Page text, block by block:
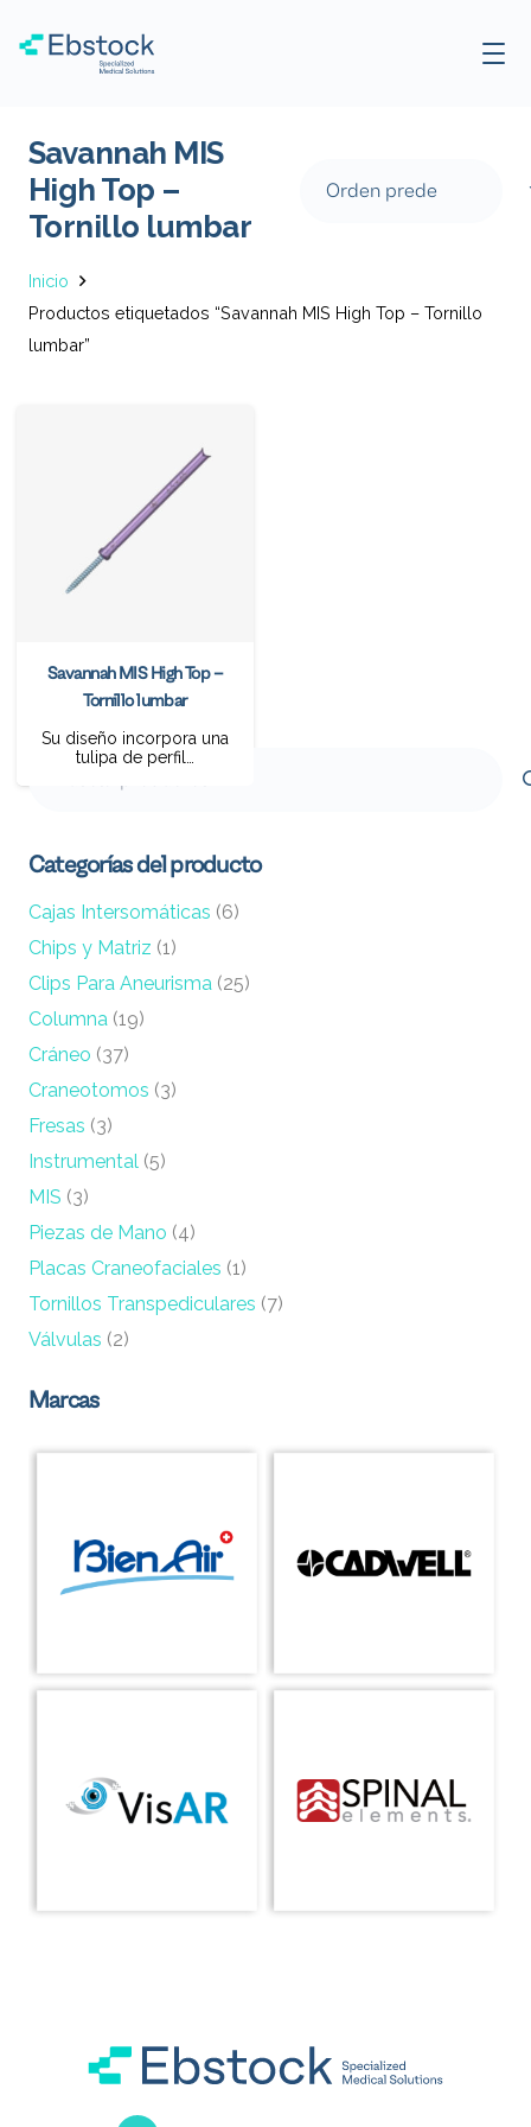
Savannah MIS
High Top –
Tornillo lumbar
Inicio
Productos etiquetados “Savannah MIS High Top – Tornillo
lumbar”
Savannah MIS High Top –
Tornillo lumbar
Su diseño incorpora una
tulipa de perfil…
Buscar
Categorías del producto
Cajas Intersomáticas (6)
Chips y Matriz (1)
Clips Para Aneurisma (25)
Columna (19)
Cráneo (37)
Craneotomos (3)
Fresas (3)
Instrumental (5)
MIS (3)
Piezas de Mano (4)
Placas Craneofaciales (1)
Tornillos Transpediculares (7)
Válvulas (2)
Marcas